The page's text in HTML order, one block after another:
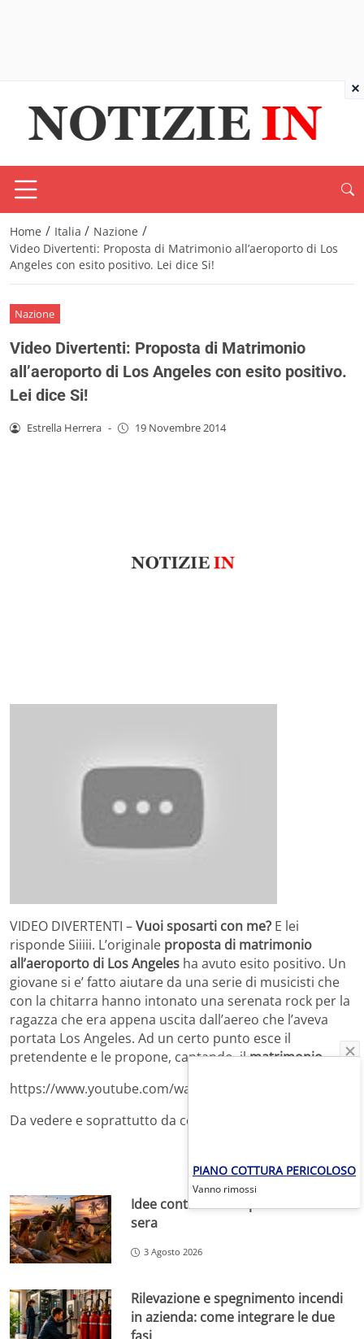
Home / Italia / Nazione /
Video Divertenti: Proposta di Matrimonio all’aeroporto di Los
Angeles con esito positivo. Lei dice Si!
Nazione
Video Divertenti: Proposta di Matrimonio
all’aeroporto di Los Angeles con esito positivo.
Lei dice Si!
Estrella Herrera - 19 Novembre 2014
VIDEO DIVERTENTI –Vuoi sposarti con me? E lei
risponde Siiiii. L’originale proposta di matrimonio
all’aeroporto di Los Angeles ha avuto esito positivo. Un
giovane si e’ fatto aiutare da una serie di musicisti che
con la chitarra hanno intonato una serenata rock per la
ragazza che era appena uscita dall’aereo che l’aveva
portata Los Angeles. Ad un certo punto esce il
pretendente e le propone, cantando, ilmatrimonio.
https://www.youtube.com/watch?v=CRml0f9gRw8
Da vedere e soprattutto da condividere!
Idee contro la noia per i tuoi venerdì
sera
3 Agosto 2026
Rilevazione e spegnimento incendi
in azienda: come integrare le due
×
PIANO COTTURA PERICOLOSO
Vanno rimossi